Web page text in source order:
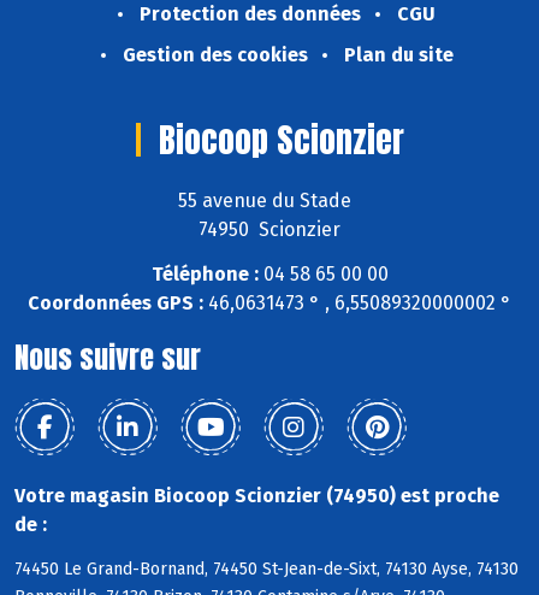
Protection des données
CGU
Gestion des cookies
Plan du site
Biocoop Scionzier
55 avenue du Stade
74950 Scionzier
Téléphone :04 58 65 00 00
Coordonnées GPS : 46,0631473 ° , 6,55089320000002 °
Nous suivre sur
Votre magasin Biocoop Scionzier (74950) est proche
de :
74450 Le Grand-Bornand, 74450 St-Jean-de-Sixt, 74130 Ayse, 74130